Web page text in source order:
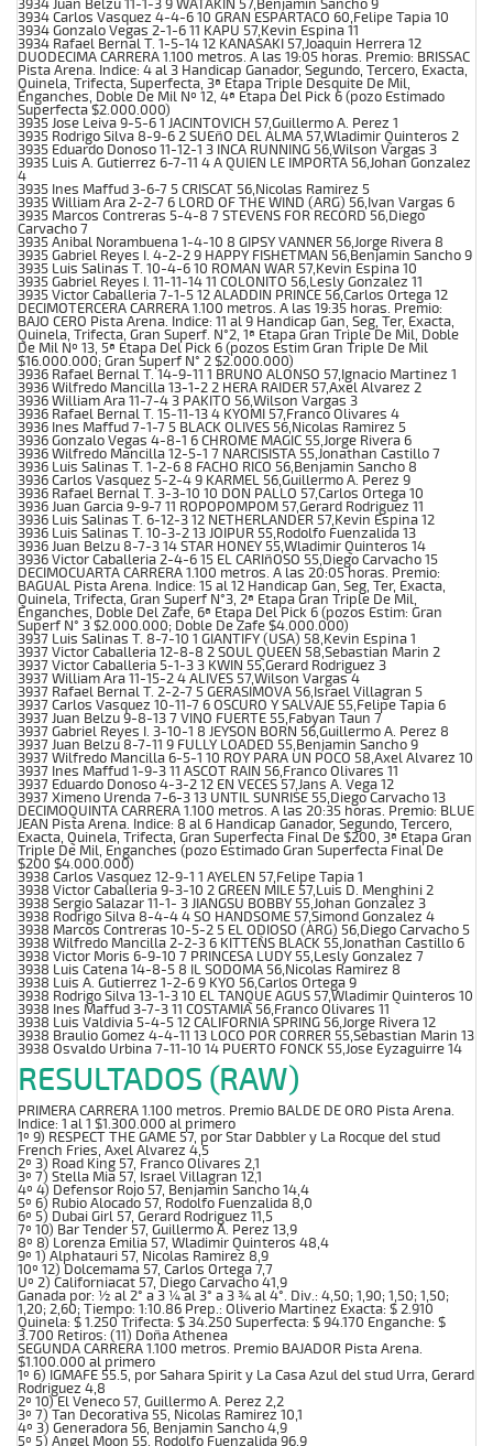
3934 Juan Belzu 11-1-3 9 WATAKIN 57,Benjamin Sancho 9
3934 Carlos Vasquez 4-4-6 10 GRAN ESPARTACO 60,Felipe Tapia 10
3934 Gonzalo Vegas 2-1-6 11 KAPU 57,Kevin Espina 11
3934 Rafael Bernal T. 1-5-14 12 KANASAKI 57,Joaquin Herrera 12
DUODECIMA CARRERA 1.100 metros. A las 19:05 horas. Premio: BRISSAC
Pista Arena. Indice: 4 al 3 Handicap Ganador, Segundo, Tercero, Exacta,
Quinela, Trifecta, Superfecta, 3ª Etapa Triple Desquite De Mil,
Enganches, Doble De Mil Nº 12, 4ª Etapa Del Pick 6 (pozo Estimado
Superfecta $2.000.000)
3935 Jose Leiva 9-5-6 1 JACINTOVICH 57,Guillermo A. Perez 1
3935 Rodrigo Silva 8-9-6 2 SUEñO DEL ALMA 57,Wladimir Quinteros 2
3935 Eduardo Donoso 11-12-1 3 INCA RUNNING 56,Wilson Vargas 3
3935 Luis A. Gutierrez 6-7-11 4 A QUIEN LE IMPORTA 56,Johan Gonzalez
4
3935 Ines Maffud 3-6-7 5 CRISCAT 56,Nicolas Ramirez 5
3935 William Ara 2-2-7 6 LORD OF THE WIND (ARG) 56,Ivan Vargas 6
3935 Marcos Contreras 5-4-8 7 STEVENS FOR RECORD 56,Diego
Carvacho 7
3935 Anibal Norambuena 1-4-10 8 GIPSY VANNER 56,Jorge Rivera 8
3935 Gabriel Reyes I. 4-2-2 9 HAPPY FISHETMAN 56,Benjamin Sancho 9
3935 Luis Salinas T. 10-4-6 10 ROMAN WAR 57,Kevin Espina 10
3935 Gabriel Reyes I. 11-11-14 11 COLONITO 56,Lesly Gonzalez 11
3935 Victor Caballeria 7-1-5 12 ALADDIN PRINCE 56,Carlos Ortega 12
DECIMOTERCERA CARRERA 1.100 metros. A las 19:35 horas. Premio:
BAJO CERO Pista Arena. Indice: 11 al 9 Handicap Gan, Seg, Ter, Exacta,
Quinela, Trifecta, Gran Superf. N°2, 1ª Etapa Gran Triple De Mil, Doble
De Mil Nº 13, 5ª Etapa Del Pick 6 (pozos Estim Gran Triple De Mil
$16.000.000; Gran Superf N° 2 $2.000.000)
3936 Rafael Bernal T. 14-9-11 1 BRUNO ALONSO 57,Ignacio Martinez 1
3936 Wilfredo Mancilla 13-1-2 2 HERA RAIDER 57,Axel Alvarez 2
3936 William Ara 11-7-4 3 PAKITO 56,Wilson Vargas 3
3936 Rafael Bernal T. 15-11-13 4 KYOMI 57,Franco Olivares 4
3936 Ines Maffud 7-1-7 5 BLACK OLIVES 56,Nicolas Ramirez 5
3936 Gonzalo Vegas 4-8-1 6 CHROME MAGIC 55,Jorge Rivera 6
3936 Wilfredo Mancilla 12-5-1 7 NARCISISTA 55,Jonathan Castillo 7
3936 Luis Salinas T. 1-2-6 8 FACHO RICO 56,Benjamin Sancho 8
3936 Carlos Vasquez 5-2-4 9 KARMEL 56,Guillermo A. Perez 9
3936 Rafael Bernal T. 3-3-10 10 DON PALLO 57,Carlos Ortega 10
3936 Juan Garcia 9-9-7 11 ROPOPOMPOM 57,Gerard Rodriguez 11
3936 Luis Salinas T. 6-12-3 12 NETHERLANDER 57,Kevin Espina 12
3936 Luis Salinas T. 10-3-2 13 JOIPUR 55,Rodolfo Fuenzalida 13
3936 Juan Belzu 8-7-3 14 STAR HONEY 55,Wladimir Quinteros 14
3936 Victor Caballeria 2-4-6 15 EL CARIñOSO 55,Diego Carvacho 15
DECIMOCUARTA CARRERA 1.100 metros. A las 20:05 horas. Premio:
BAGUAL Pista Arena. Indice: 15 al 12 Handicap Gan, Seg, Ter, Exacta,
Quinela, Trifecta, Gran Superf N°3, 2ª Etapa Gran Triple De Mil,
Enganches, Doble Del Zafe, 6ª Etapa Del Pick 6 (pozos Estim: Gran
Superf N° 3 $2.000.000; Doble De Zafe $4.000.000)
3937 Luis Salinas T. 8-7-10 1 GIANTIFY (USA) 58,Kevin Espina 1
3937 Victor Caballeria 12-8-8 2 SOUL QUEEN 58,Sebastian Marin 2
3937 Victor Caballeria 5-1-3 3 KWIN 55,Gerard Rodriguez 3
3937 William Ara 11-15-2 4 ALIVES 57,Wilson Vargas 4
3937 Rafael Bernal T. 2-2-7 5 GERASIMOVA 56,Israel Villagran 5
3937 Carlos Vasquez 10-11-7 6 OSCURO Y SALVAJE 55,Felipe Tapia 6
3937 Juan Belzu 9-8-13 7 VINO FUERTE 55,Fabyan Taun 7
3937 Gabriel Reyes I. 3-10-1 8 JEYSON BORN 56,Guillermo A. Perez 8
3937 Juan Belzu 8-7-11 9 FULLY LOADED 55,Benjamin Sancho 9
3937 Wilfredo Mancilla 6-5-1 10 ROY PARA UN POCO 58,Axel Alvarez 10
3937 Ines Maffud 1-9-3 11 ASCOT RAIN 56,Franco Olivares 11
3937 Eduardo Donoso 4-3-2 12 EN VECES 57,Jans A. Vega 12
3937 Ximeno Urenda 7-6-3 13 UNTIL SUNRISE 55,Diego Carvacho 13
DECIMOQUINTA CARRERA 1.100 metros. A las 20:35 horas. Premio: BLUE
JEAN Pista Arena. Indice: 8 al 6 Handicap Ganador, Segundo, Tercero,
Exacta, Quinela, Trifecta, Gran Superfecta Final De $200, 3ª Etapa Gran
Triple De Mil, Enganches (pozo Estimado Gran Superfecta Final De
$200 $4.000.000)
3938 Carlos Vasquez 12-9-1 1 AYELEN 57,Felipe Tapia 1
3938 Victor Caballeria 9-3-10 2 GREEN MILE 57,Luis D. Menghini 2
3938 Sergio Salazar 11-1- 3 JIANGSU BOBBY 55,Johan Gonzalez 3
3938 Rodrigo Silva 8-4-4 4 SO HANDSOME 57,Simond Gonzalez 4
3938 Marcos Contreras 10-5-2 5 EL ODIOSO (ARG) 56,Diego Carvacho 5
3938 Wilfredo Mancilla 2-2-3 6 KITTEN`S BLACK 55,Jonathan Castillo 6
3938 Victor Moris 6-9-10 7 PRINCESA LUDY 55,Lesly Gonzalez 7
3938 Luis Catena 14-8-5 8 IL SODOMA 56,Nicolas Ramirez 8
3938 Luis A. Gutierrez 1-2-6 9 KYO 56,Carlos Ortega 9
3938 Rodrigo Silva 13-1-3 10 EL TANQUE AGUS 57,Wladimir Quinteros 10
3938 Ines Maffud 3-7-3 11 COSTAMIA 56,Franco Olivares 11
3938 Luis Valdivia 5-4-5 12 CALIFORNIA SPRING 56,Jorge Rivera 12
3938 Braulio Gomez 4-4-11 13 LOCO POR CORRER 55,Sebastian Marin 13
3938 Osvaldo Urbina 7-11-10 14 PUERTO FONCK 55,Jose Eyzaguirre 14
RESULTADOS (RAW)
PRIMERA CARRERA 1.100 metros. Premio BALDE DE ORO Pista Arena.
Indice: 1 al 1 $1.300.000 al primero
1º 9) RESPECT THE GAME 57, por Star Dabbler y La Rocque del stud
French Fries, Axel Alvarez 4,5
2º 3) Road King 57, Franco Olivares 2,1
3º 7) Stella Mia 57, Israel Villagran 12,1
4º 4) Defensor Rojo 57, Benjamin Sancho 14,4
5º 6) Rubio Alocado 57, Rodolfo Fuenzalida 8,0
6º 5) Dubai Girl 57, Gerard Rodriguez 11,5
7º 10) Bar Tender 57, Guillermo A. Perez 13,9
8º 8) Lorenza Emilia 57, Wladimir Quinteros 48,4
9º 1) Alphatauri 57, Nicolas Ramirez 8,9
10º 12) Dolcemama 57, Carlos Ortega 7,7
Uº 2) Californiacat 57, Diego Carvacho 41,9
Ganada por: ½ al 2° a 3 ¼ al 3° a 3 ¾ al 4°. Div.: 4,50; 1,90; 1,50; 1,50;
1,20; 2,60; Tiempo: 1:10.86 Prep.: Oliverio Martinez Exacta: $ 2.910
Quinela: $ 1.250 Trifecta: $ 34.250 Superfecta: $ 94.170 Enganche: $
3.700 Retiros: (11) Doña Athenea
SEGUNDA CARRERA 1.100 metros. Premio BAJADOR Pista Arena.
$1.100.000 al primero
1º 6) IGMAFE 55.5, por Sahara Spirit y La Casa Azul del stud Urra, Gerard
Rodriguez 4,8
2º 10) El Veneco 57, Guillermo A. Perez 2,2
3º 7) Tan Decorativa 55, Nicolas Ramirez 10,1
4º 3) Generadora 56, Benjamin Sancho 4,9
5º 5) Angel Moon 55, Rodolfo Fuenzalida 96,9